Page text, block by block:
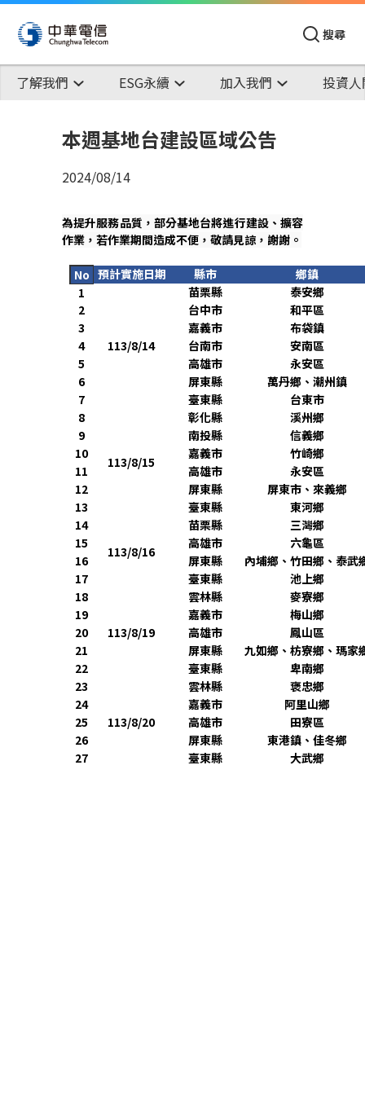
搜尋
了解我們 ESG永續 加入我們 投資
本週基地台建設區域公告
2024/08/14
為提升服務品質，部分基地台將進行建設、擴容
作業，若作業期間造成不便，敬請見諒，謝謝。
No 預計實施日期 縣市
鄉鎮
1
113/8/14
苗栗縣
泰安鄉
2
台中市
和平區
3
嘉義市
布袋鎮
4
台南市
安南區
5
高雄市
永安區
6
屏東縣
萬丹鄉、潮州鎮
7
臺東縣
台東市
8
113/8/15
彰化縣
溪州鄉
9
南投縣
信義鄉
10
嘉義市
竹崎鄉
11
高雄市
永安區
12
屏東縣
屏東市、來義鄉
13
臺東縣
東河鄉
14
113/8/16
苗栗縣
三灣鄉
15
高雄市
六龜區
16
屏東縣
內埔鄉、竹田鄉、泰武
17
臺東縣
池上鄉
18
113/8/19
雲林縣
麥寮鄉
19
嘉義市
梅山鄉
20
高雄市
鳳山區
21
屏東縣
九如鄉、枋寮鄉、瑪家
22
臺東縣
卑南鄉
23
113/8/20
雲林縣
褒忠鄉
24
嘉義市
阿里山鄉
25
高雄市
田寮區
26
屏東縣
東港鎮、佳冬鄉
27
臺東縣 大武鄉